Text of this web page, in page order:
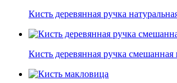
Кисть деревянная ручка
Кисть деревянная ручка смешанная